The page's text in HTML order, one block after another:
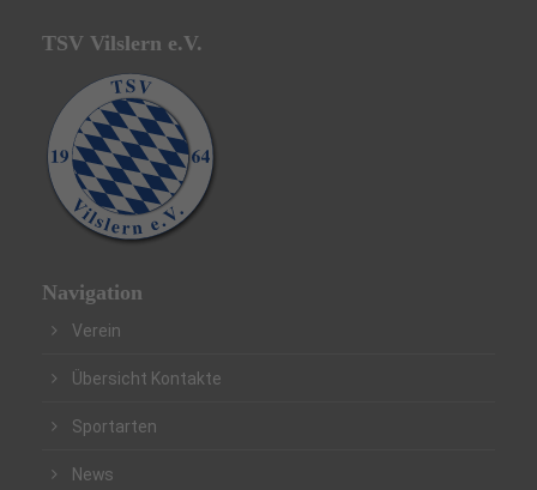
TSV Vilslern e.V.
Navigation
Verein
Übersicht Kontakte
Sportarten
News